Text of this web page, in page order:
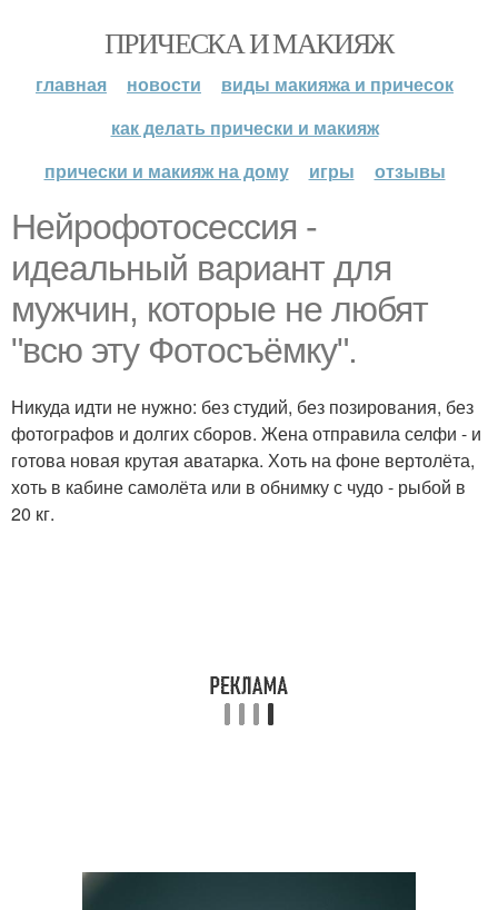
ПРИЧЕСКА И МАКИЯЖ
главная новости
виды макияжа и причесок
как делать прически и макияж
прически и макияж на дому
игры отзывы
Нейрофотосессия -
идеальный вариант для
мужчин, которые не любят
"всю эту Фотосъёмку".
Никуда идти не нужно: без студий, без позирования, без
фотографов и долгих сборов. Жена отправила селфи - и
готова новая крутая аватарка. Хоть на фоне вертолёта,
хоть в кабине самолёта или в обнимку с чудо - рыбой в
20 кг.